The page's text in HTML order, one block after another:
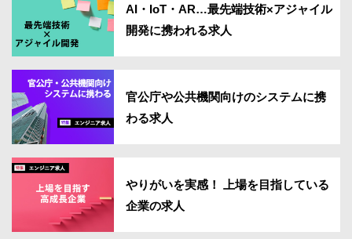
AI・IoT・AR…最先端技術×アジャイル
開発に携われる求人
官公庁や公共機関向けのシステムに携
わる求人
やりがいを実感！ 上場を目指している
企業の求人